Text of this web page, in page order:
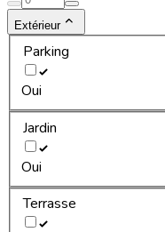
Extérieur
Parking
Oui
Jardin
Oui
Terrasse